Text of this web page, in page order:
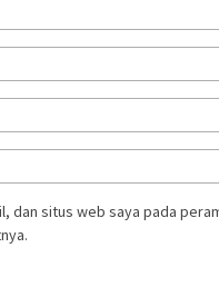
dan situs web saya pada